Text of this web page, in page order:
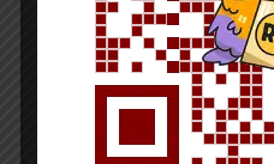
Literasi
Dark Mode | Moda
Oleh: Iyusarah Pakpahan